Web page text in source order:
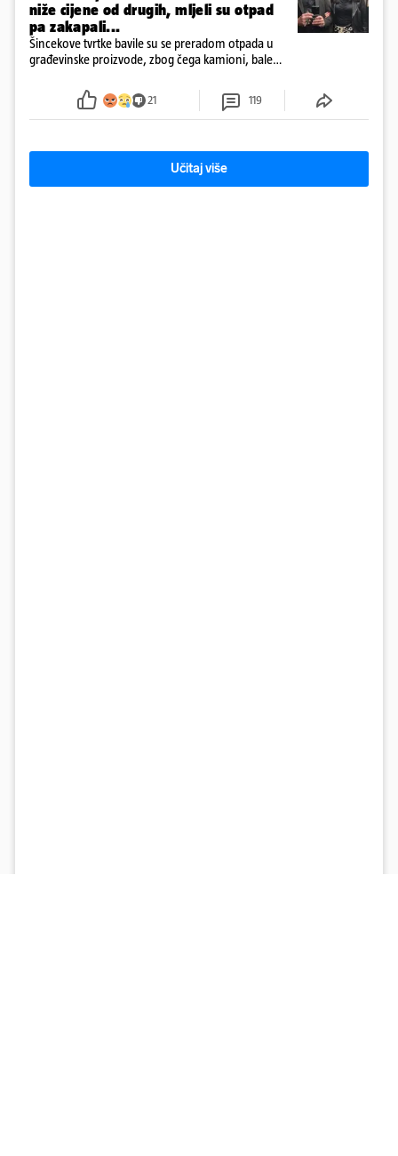
niže cijene od drugih, mljeli su otpad
pa zakapali...
Šincekove tvrtke bavile su se preradom otpada u
građevinske proizvode, zbog čega kamioni, bale
21 119
Učitaj više